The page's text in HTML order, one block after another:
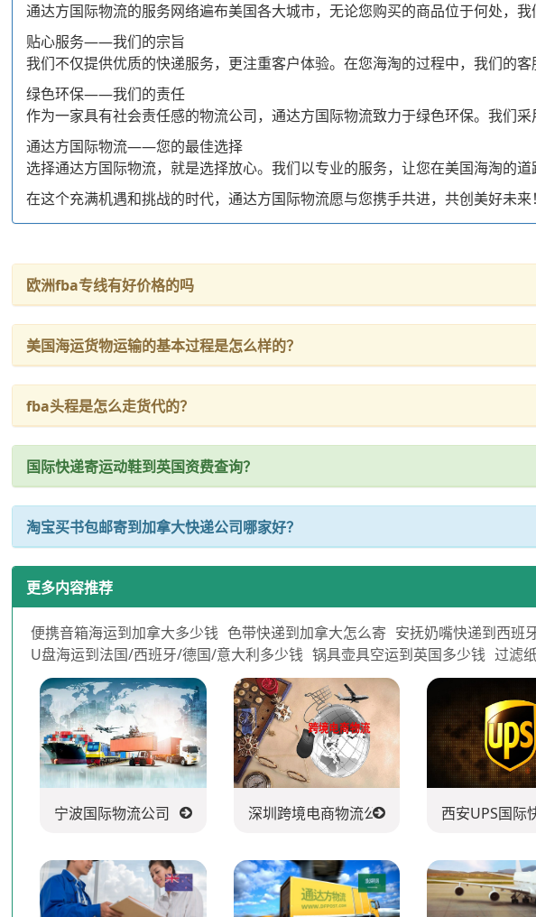
通达方国际物流的服务网络遍布美国各大城市，无论您购买的商品位于何处，
贴心服务——我们的宗旨
我们不仅提供优质的快递服务，更注重客户体验。在您海淘的过程中，我们的
绿色环保——我们的责任
作为一家具有社会责任感的物流公司，通达方国际物流致力于绿色环保。我们
通达方国际物流——您的最佳选择
选择通达方国际物流，就是选择放心。我们以专业的服务，让您在美国海淘的
在这个充满机遇和挑战的时代，通达方国际物流愿与您携手共进，共创美好未来！
欧洲fba专线有好价格的吗
美国海运货物运输的基本过程是怎么样的？
fba头程是怎么走货代的？
国际快递寄运动鞋到英国资费查询？
淘宝买书包邮寄到加拿大快递公司哪家好？
更多内容推荐
便携音箱海运到加拿大多少钱 色带快递到加拿大怎么寄 安抚奶嘴快递到西班
U盘海运到法国/西班牙/德国/意大利多少钱 锅具壶具空运到英国多少钱 过滤
宁波国际物流公司 深圳跨境电商物流公司 西安UPS国际